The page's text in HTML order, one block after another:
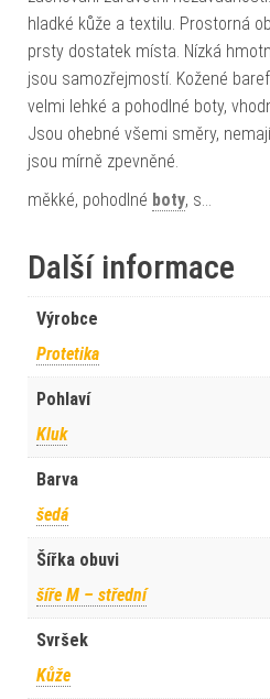
hladké kůže a textilu. Prostorná
prsty dostatek místa. Nízká
jsou samozřejmostí. Kožené
velmi lehké a pohodlné boty,
Jsou ohebné všemi směry,
jsou mírně zpevněné.
měkké, pohodlné boty, s…
Další informace
Výrobce
Protetika
Pohlaví
Kluk
Barva
šedá
Šířka obuvi
šíře M – střední
Svršek
Kůže